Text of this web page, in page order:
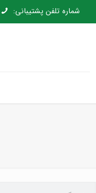
شماره تلفن پشتیبانی: